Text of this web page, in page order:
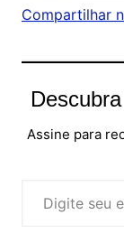
Compartilhar
Assine para